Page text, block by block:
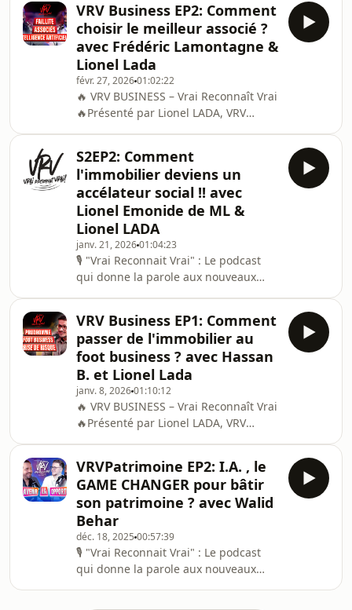
des entrepreneurs partis de rien. Pas
de piston, pas de diplômes
prestigieux, pas de parents médecins
ou avocats etc ... Ici, ce sont des self-
made men et women qui cassent les
codes. 🌟Issus de la diversité, des
quartiers populaires ou de milieux
modestes,
VRV Business EP2: Comment
choisir le meilleur associé ?
avec Frédéric Lamontagne &
Lionel Lada
févr. 27, 202601:02:22
🔥 VRV BUSINESS – Vrai Reconnaît Vrai
🔥Présenté par Lionel LADA, VRV
font réellement le
business.Entrepreneurs, dirigeants,
investisseurs, profils inspirants : ici,
on parle vrai, sans filtre et sans
langue de bois.🎙️ Le conceptUn face-à-
face authentique pour décrypter :👉
les parcours entrepreneuriaux👉 les
réussites comme l
S2EP2: Comment
l'immobilier deviens un
accélateur social !! avec
Lionel Emonide de ML &
Lionel LADA
janv. 21, 202601:04:23
🎙 "Vrai Reconnait Vrai" : Le podcast
qui donne la parole aux nouveaux
des entrepreneurs partis de rien. Pas
de piston, pas de diplômes
prestigieux, pas de parents médecins
ou avocats etc ... Ici, ce sont des self-
made men et women qui cassent les
codes. 🌟Issus de la diversité, des
quartiers populaires ou de milieux
modestes,
VRV Business EP1: Comment
passer de l'immobilier au
foot business ? avec Hassan
B. et Lionel Lada
janv. 8, 202601:10:12
🔥 VRV BUSINESS – Vrai Reconnaît Vrai
🔥Présenté par Lionel LADA, VRV
font réellement le
business.Entrepreneurs, dirigeants,
investisseurs, profils inspirants : ici,
on parle vrai, sans filtre et sans
langue de bois.🎙️ Le conceptUn face-à-
face authentique pour décrypter :👉
les parcours entrepreneuriaux👉 les
réussites comme l
VRVPatrimoine EP2: I.A. , le
GAME CHANGER pour bâtir
son patrimoine ? avec Walid
Behar
déc. 18, 2025 00:57:39
🎙 "Vrai Reconnait Vrai" : Le podcast
qui donne la parole aux nouveaux